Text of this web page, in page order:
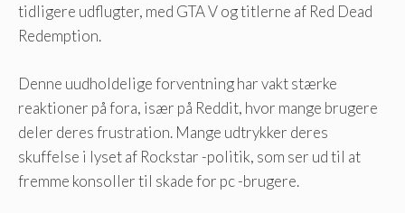
tidligere udflugter, med GTA V og titlerne af Red Dead
Redemption.
Denne uudholdelige forventning har vakt stærke
reaktioner på fora, især på Reddit, hvor mange brugere
deler deres frustration. Mange udtrykker deres
skuffelse i lyset af Rockstar -politik, som ser ud til at
fremme konsoller til skade for pc -brugere.